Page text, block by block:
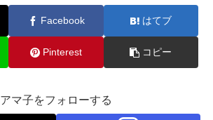
Facebook はてブ
Pinterest コピー
アマ子をフォローする